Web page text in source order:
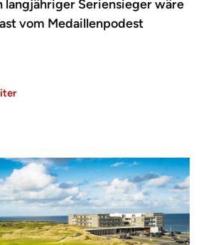
Seriensieger wäre
vom Medaillenpodest